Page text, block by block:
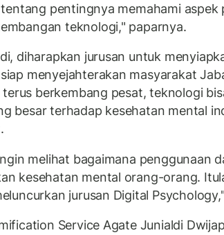
pentingnya memahami aspek
teknologi," paparnya.
diharapkan jurusan untuk
menyejahterakan masyarakat
berkembang pesat, teknologi
besar terhadap kesehatan mental
melihat bagaimana penggunaan
kesehatan mental orang-orang.
jurusan Digital
Service Agate Junialdi